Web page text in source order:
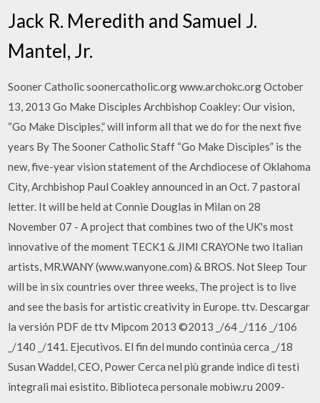
Jack R. Meredith and Samuel J.
Mantel, Jr.
Sooner Catholic soonercatholic.org www.archokc.org October
13, 2013 Go Make Disciples Archbishop Coakley: Our vision,
“Go Make Disciples,” will inform all that we do for the next five
years By The Sooner Catholic Staff “Go Make Disciples” is the
new, five-year vision statement of the Archdiocese of Oklahoma
City, Archbishop Paul Coakley announced in an Oct. 7 pastoral
letter. It will be held at Connie Douglas in Milan on 28
November 07 - A project that combines two of the UK's most
innovative of the moment TECK1 & JIMI CRAYONe two Italian
artists, MR.WANY (www.wanyone.com) & BROS. Not Sleep Tour
will be in six countries over three weeks, The project is to live
and see the basis for artistic creativity in Europe. ttv. Descargar
la versión PDF de ttv Mipcom 2013 ©2013 _/64 _/116 _/106
_/140 _/141. Ejecutivos. El fin del mundo continúa cerca _/18
Susan Waddel, CEO, Power Cerca nel più grande indice di testi
integrali mai esistito. Biblioteca personale mobiw.ru 2009-